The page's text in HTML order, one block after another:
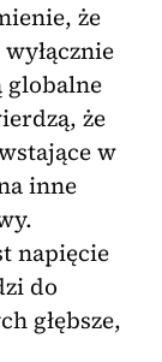
że
globalne
że
w
inne
napięcie
do
głębsze,